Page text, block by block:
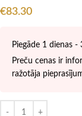
€83.30
Piegāde 1 dienas -
Preču cenas ir
ražotāja